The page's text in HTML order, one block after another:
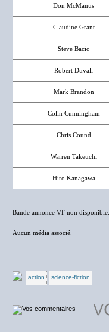
Don McManus
Claudine Grant
Steve Bacic
Robert Duvall
Mark Brandon
Colin Cunningham
Chris Cound
Warren Takeuchi
Hiro Kanagawa
Bande annonce VF non disponible.
Aucun média associé.
action science-fiction